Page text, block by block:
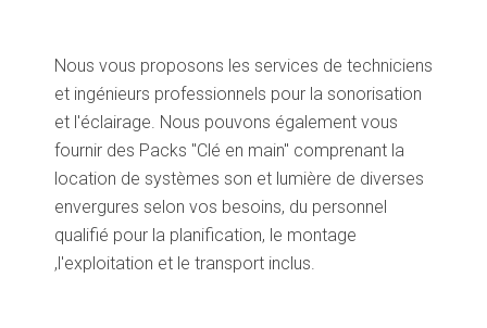
Nous vous proposons les services de techniciens
et ingénieurs professionnels pour la sonorisation
et l'éclairage. Nous pouvons également vous
fournir des Packs ''Clé en main'' comprenant la
location de systèmes son et lumière de diverses
envergures selon vos besoins, du personnel
qualifié pour la planification, le montage
,l'exploitation et le transport inclus.